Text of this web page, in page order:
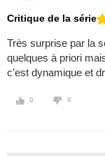
Critique de la série
Très surprise par la
quelques à priori
c'est dynamique et
0 0